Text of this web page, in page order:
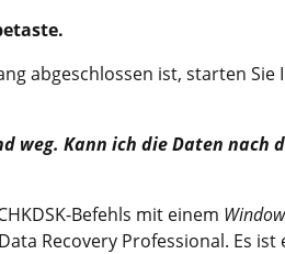
abgeschlossen ist, starten
weg. Kann ich die Daten nach
Befehls mit einem
Recovery Professional. Es ist